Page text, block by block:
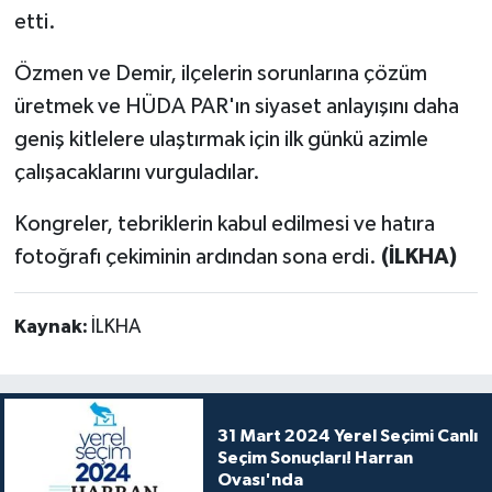
etti.
Özmen ve Demir, ilçelerin sorunlarına çözüm
üretmek ve HÜDA PAR'ın siyaset anlayışını daha
geniş kitlelere ulaştırmak için ilk günkü azimle
çalışacaklarını vurguladılar.
Kongreler, tebriklerin kabul edilmesi ve hatıra
fotoğrafı çekiminin ardından sona erdi. (İLKHA)
Kaynak: İLKHA
31 Mart 2024 Yerel Seçimi Canlı
Seçim Sonuçları! Harran
Ovası'nda